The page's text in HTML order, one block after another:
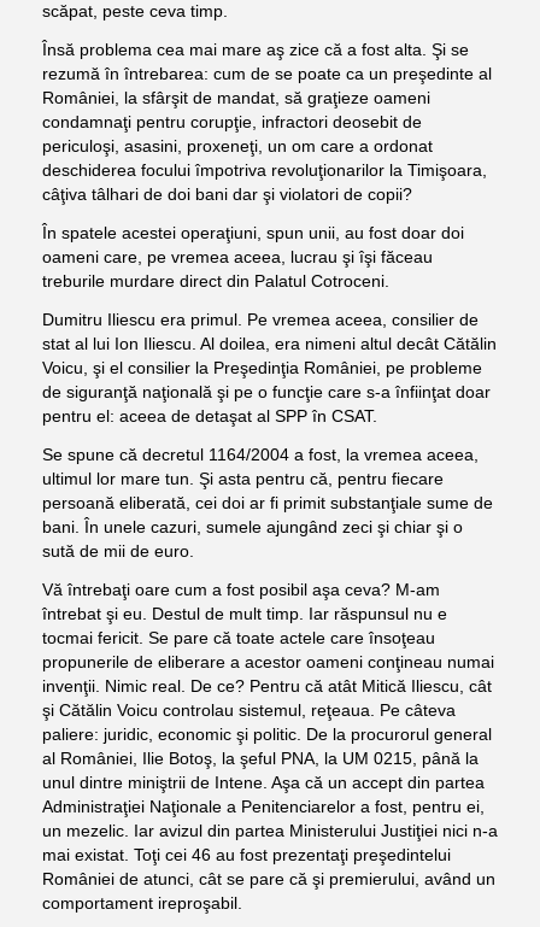
scăpat, peste ceva timp.
Însă problema cea mai mare aş zice că a fost alta. Şi se
rezumă în întrebarea: cum de se poate ca un preşedinte al
României, la sfârşit de mandat, să graţieze oameni
condamnaţi pentru corupţie, infractori deosebit de
periculoşi, asasini, proxeneţi, un om care a ordonat
deschiderea focului împotriva revoluţionarilor la Timişoara,
câţiva tâlhari de doi bani dar şi violatori de copii?
În spatele acestei operaţiuni, spun unii, au fost doar doi
oameni care, pe vremea aceea, lucrau şi îşi făceau
treburile murdare direct din Palatul Cotroceni.
Dumitru Iliescu era primul. Pe vremea aceea, consilier de
stat al lui Ion Iliescu. Al doilea, era nimeni altul decât Cătălin
Voicu , şi el consilier la Preşedinţia României, pe probleme
de siguranţă naţională şi pe o funcţie care s-a înfiinţat doar
pentru el: aceea de detaşat al SPP în CSAT.
Se spune că decretul 1164/2004 a fost, la vremea aceea,
ultimul lor mare tun. Şi asta pentru că, pentru fiecare
persoană eliberată, cei doi ar fi primit substanţiale sume de
bani. În unele cazuri, sumele ajungând zeci şi chiar şi o
sută de mii de euro.
Vă întrebaţi oare cum a fost posibil aşa ceva? M-am
întrebat şi eu. Destul de mult timp. Iar răspunsul nu e
tocmai fericit. Se pare că toate actele care însoţeau
propunerile de eliberare a acestor oameni conţineau numai
invenţii. Nimic real. De ce? Pentru că atât Mitică Iliescu, cât
şi Cătălin Voicu controlau sistemul, reţeaua. Pe câteva
paliere: juridic, economic şi politic. De la procurorul general
al României, Ilie Botoş, la şeful PNA, la UM 0215, până la
unul dintre miniştrii de Intene. Aşa că un accept din partea
Administraţiei Naţionale a Penitenciarelor a fost, pentru ei,
un mezelic. Iar avizul din partea Ministerului Justiţiei nici n-a
mai existat. Toţi cei 46 au fost prezentaţi preşedintelui
României de atunci, cât se pare că şi premierului, având un
comportament ireproşabil.